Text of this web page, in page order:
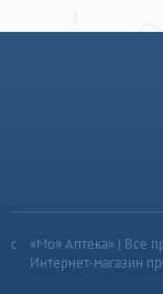
«Моя Аптека» | Все
Интернет-магазин